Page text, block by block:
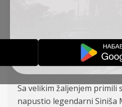
17-12-2022
Sa velikim žaljenjem primili
napustio legendarni Siniša